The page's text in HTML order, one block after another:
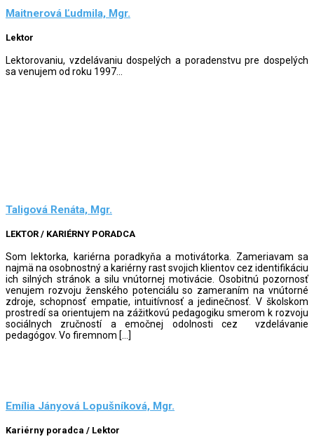
Maitnerová Ľudmila, Mgr.
Lektor
Lektorovaniu, vzdelávaniu dospelých a poradenstvu pre dospelých
sa venujem od roku 1997...
Taligová Renáta, Mgr.
LEKTOR / KARIÉRNY PORADCA
Som lektorka, kariérna poradkyňa a motivátorka. Zameriavam sa
najmä na osobnostný a kariérny rast svojich klientov cez identifikáciu
ich silných stránok a silu vnútornej motivácie. Osobitnú pozornosť
venujem rozvoju ženského potenciálu so zameraním na vnútorné
zdroje, schopnosť empatie, intuitívnosť a jedinečnosť. V školskom
prostredí sa orientujem na zážitkovú pedagogiku smerom k rozvoju
sociálnych zručností a emočnej odolnosti cez vzdelávanie
pedagógov. Vo firemnom […]
Emília Jányová Lopušníková, Mgr.
Kariérny poradca / Lektor